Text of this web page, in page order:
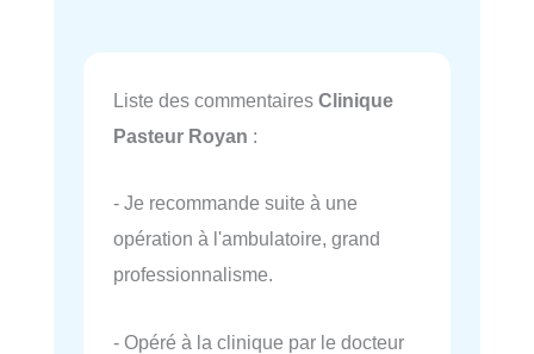
Liste des commentaires Clinique
Pasteur Royan :
- Je recommande suite à une
opération à l'ambulatoire, grand
professionnalisme.
- Opéré à la clinique par le docteur